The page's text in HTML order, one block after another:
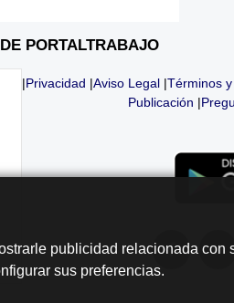
PORTALTRABAJO
|Privacidad |Aviso Legal |Términos
Publicación |
publicidad relacionada
sus preferencias.